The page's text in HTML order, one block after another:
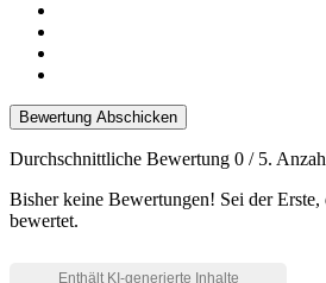
Bewertung Abschicken
Durchschnittliche Bewertung 0 / 5.
Bisher keine Bewertungen! Sei der Erste,
bewertet.